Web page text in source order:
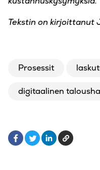
Tekstin on kirjoittanut
Prosessit
digitaalinen
FacebookLinkedIn